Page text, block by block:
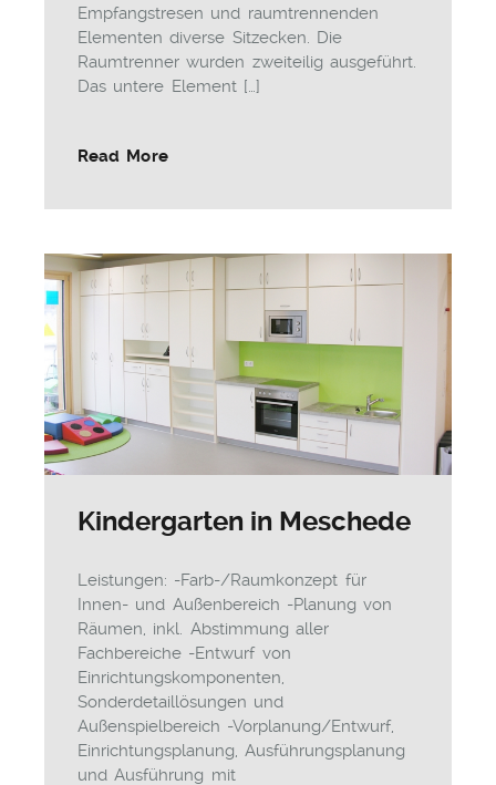
Empfangstresen und raumtrennenden
Elementen diverse Sitzecken. Die
Raumtrenner wurden zweiteilig ausgeführt.
Das untere Element […]
Read More
Kindergarten in Meschede
Leistungen: -Farb-/Raumkonzept für
Innen- und Außenbereich -Planung von
Räumen, inkl. Abstimmung aller
Fachbereiche -Entwurf von
Einrichtungskomponenten,
Sonderdetaillösungen und
Außenspielbereich -Vorplanung/Entwurf,
Einrichtungsplanung, Ausführungsplanung
und Ausführung mit